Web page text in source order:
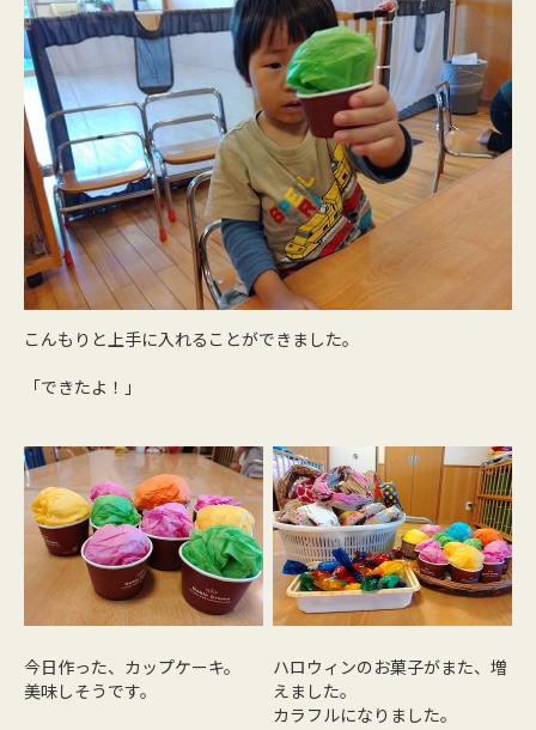
こんもりと上手に入れることができました。
「できたよ！」
今日作った、カップケーキ。
美味しそうです。
ハロウィンのお菓子がまた、増
えました。
カラフルになりました。